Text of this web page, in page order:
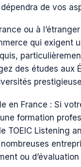
de vos
ou à
qui exigent
des études aux
en France : Si
formation
TOEIC Listening
ou